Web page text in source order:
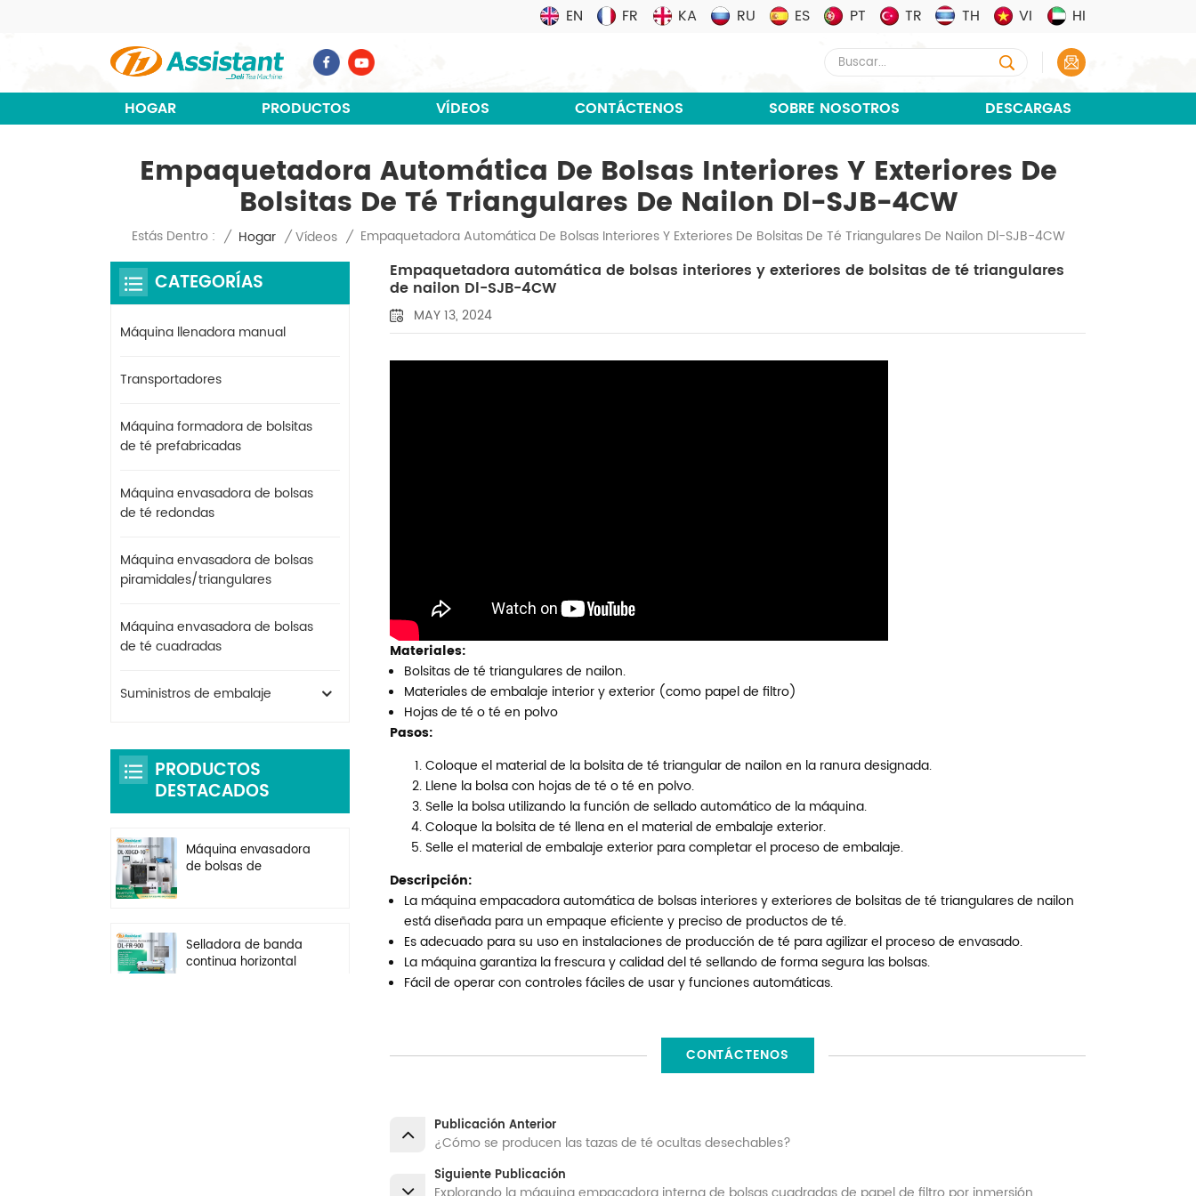
EN FR KA RU ES PT TR TH VI HI
HOGAR PRODUCTOS VÍDEOS CONTÁCTENOS SOBRE NOSOTROS DESCARGAS
Empaquetadora Automática De Bolsas Interiores Y Exteriores De
Bolsitas De Té Triangulares De Nailon Dl-SJB-4CW
Estás Dentro : / Hogar / Vídeos / Empaquetadora Automática De Bolsas Interiores Y Exteriores De Bolsitas De Té Triangulares De Nailon Dl-SJB-4CW
Empaquetadora automática de bolsas interiores y exteriores de bolsitas de té triangulares
de nailon Dl-SJB-4CW
MAY 13, 2024
Materiales:
Bolsitas de té triangulares de nailon.
Materiales de embalaje interior y exterior (como papel de filtro)
Hojas de té o té en polvo
Pasos:
Coloque el material de la bolsita de té triangular de nailon en la ranura designada.
Llene la bolsa con hojas de té o té en polvo.
Selle la bolsa utilizando la función de sellado automático de la máquina.
Coloque la bolsita de té llena en el material de embalaje exterior.
Selle el material de embalaje exterior para completar el proceso de embalaje.
Descripción:
La máquina empacadora automática de bolsas interiores y exteriores de bolsitas de té triangulares de nailon
está diseñada para un empaque eficiente y preciso de productos de té.
Es adecuado para su uso en instalaciones de producción de té para agilizar el proceso de envasado.
La máquina garantiza la frescura y calidad del té sellando de forma segura las bolsas.
Fácil de operar con controles fáciles de usar y funciones automáticas.
CONTÁCTENOS
Publicación Anterior
¿Cómo se producen las tazas de té ocultas desechables?
Siguiente Publicación
CATEGORÍAS
Máquina llenadora manual
Transportadores
Máquina formadora de bolsitas
de té prefabricadas
Máquina envasadora de bolsas
de té redondas
Máquina envasadora de bolsas
piramidales/triangulares
Máquina envasadora de bolsas
de té cuadradas
Suministros de embalaje
PRODUCTOS
DESTACADOS
Máquina envasadora
de bolsas de
XBGD-10
Selladora de banda
continua horizontal